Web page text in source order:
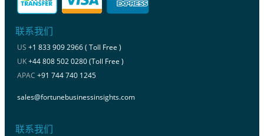
联系我们
US +1 833 909 2966 ( Toll Free )
UK+44 808 502 0280 (Toll Free )
APAC +91 744 740 1245
sales@fortunebusinessinsights.com
联系我们